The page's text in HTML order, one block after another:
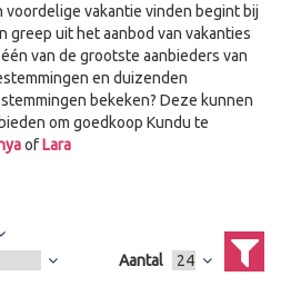
vakantie vinden begint bij
greep uit het aanbod van vakanties
van de grootste aanbieders van
en duizenden
bekeken? Deze kunnen
om goedkoop Kundu te
ofLara
Aantal